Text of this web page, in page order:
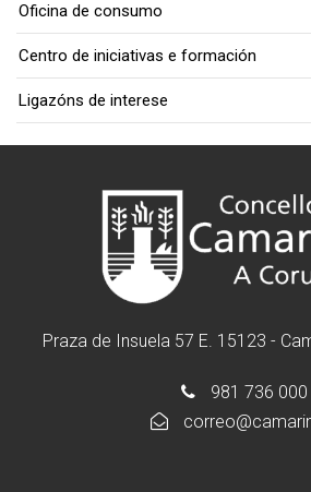
Oficina de consumo
Centro de iniciativas e formación
Ligazóns de interese
Praza de Insuela 57 E. 15123 -
981 736 000